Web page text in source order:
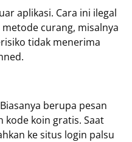
aplikasi. Cara ini ilegal
curang, misalnya
tidak menerima
berupa pesan
kode koin gratis. Saat
ke situs login palsu